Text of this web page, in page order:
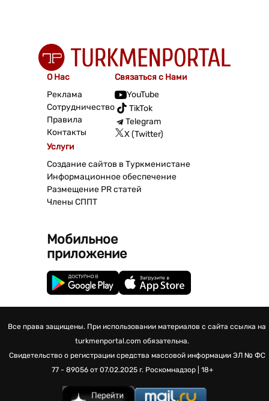
О Нас
Реклама
Сотрудничество
Правила
Контакты
Связаться с Нами
YouTube
TikTok
Telegram
X (Twitter)
Услуги
Создание сайтов в Туркменистане
Информационное обеспечение
Размещение PR статей
Члены СППТ
Мобильное
приложение
Все права защищены. При использовании материалов с сайта ссылка на
turkmenportal.com обязательна.
Свидетельство о регистрации средства массовой информации ЭЛ № ФС
77 - 89056 от 07.02.2025 г. Роскомнадзор | 18+